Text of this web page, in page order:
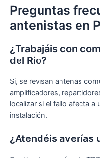
Preguntas
antenistas en
¿Trabajáis con
del Rio?
Sí, se revisan antenas
amplificadores,
localizar si el fallo afecta a
instalación.
¿Atendéis averías